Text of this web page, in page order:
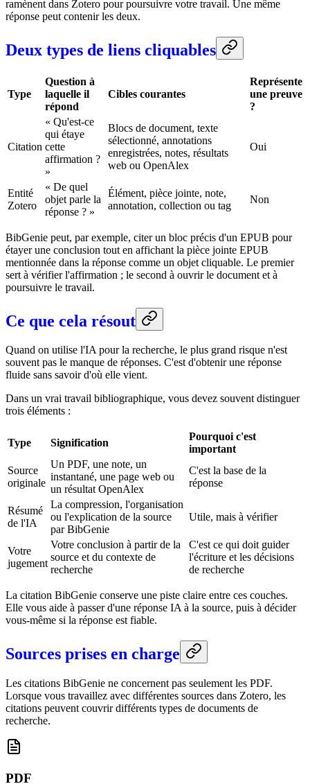
ramènent dans Zotero pour poursuivre votre travail. Une même
réponse peut contenir les deux.
Deux types de liens cliquables
Type
Question à
laquelle il
répond
Cibles courantes
Représente
une preuve
?
Citation
« Qu'est-ce
qui étaye
cette
affirmation ?
»
Blocs de document, texte
sélectionné, annotations
enregistrées, notes, résultats
web ou OpenAlex
Oui
Entité
Zotero
« De quel
objet parle la
réponse ? »
Élément, pièce jointe, note,
annotation, collection ou tag
Non
BibGenie peut, par exemple, citer un bloc précis d'un EPUB pour
étayer une conclusion tout en affichant la pièce jointe EPUB
mentionnée dans la réponse comme un objet cliquable. Le premier
sert à vérifier l'affirmation ; le second à ouvrir le document et à
poursuivre le travail.
Ce que cela résout
Quand on utilise l'IA pour la recherche, le plus grand risque n'est
souvent pas le manque de réponses. C'est d'obtenir une réponse
fluide sans savoir d'où elle vient.
Dans un vrai travail bibliographique, vous devez souvent distinguer
trois éléments :
Type Signification
Pourquoi c'est
important
Source
originale
Un PDF, une note, un
instantané, une page web ou
un résultat OpenAlex
C'est la base de la
réponse
Résumé
de l'IA
La compression, l'organisation
ou l'explication de la source
par BibGenie
Utile, mais à vérifier
Votre
jugement
Votre conclusion à partir de la
source et du contexte de
recherche
C'est ce qui doit guider
l'écriture et les décisions
de recherche
La citation BibGenie conserve une piste claire entre ces couches.
Elle vous aide à passer d'une réponse IA à la source, puis à décider
vous-même si la réponse est fiable.
Sources prises en charge
Les citations BibGenie ne concernent pas seulement les PDF.
Lorsque vous travaillez avec différentes sources dans Zotero, les
citations peuvent couvrir différents types de documents de
recherche.
PDF